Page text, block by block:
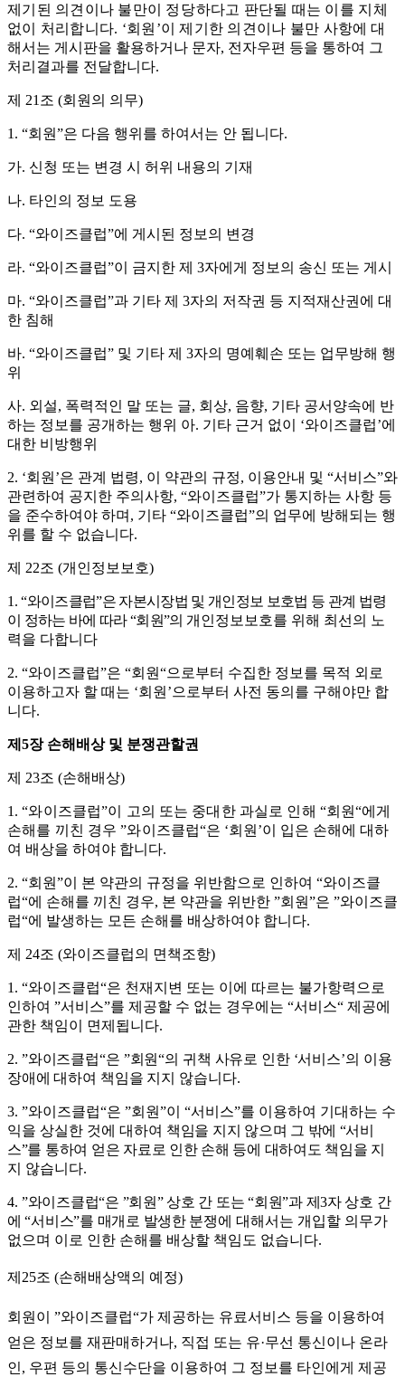
제기된 의견이나 불만이 정당하다고 판단될 때는 이를 지체
없이 처리합니다. ‘회원 ’이 제기한 의견이나 불만 사항에 대
해서는 게시판을 활용하거나 문자, 전자우편 등을 통하여 그
처리결과를 전달합니다.
제 21 조 (회원의 의무)
1. “회원”은 다음 행위를 하여서는 안 됩니다.
가. 신청 또는 변경 시 허위 내용의 기재
나. 타인의 정보 도용
다. “와이즈클럽”에 게시된 정보의 변경
라. “와이즈클럽”이 금지한 제 3자에게 정보의 송신 또는 게시
마. “와이즈클럽”과 기타 제 3자의 저작권 등 지적재산권에 대
한 침해
바. “와이즈클럽” 및 기타 제 3자의 명예훼손 또는 업무방해 행
위
사. 외설, 폭력적인 말 또는 글, 회상, 음향, 기타 공서양속에 반
하는 정보를 공개하는 행위 아. 기타 근거 없이 ‘와이즈클럽’에
대한 비방행위
2. ‘회원 ’은 관계 법령, 이 약관의 규정, 이용안내 및 “서비스”와
관련하여 공지한 주의사항, “와이즈클럽”가 통지하는 사항 등
을 준수하여야 하며 , 기타 “와이즈클럽”의 업무에 방해되는 행
위를 할 수 없습니다.
제 22조 (개인정보보호)
1. “와이즈클럽”은 자본시장법 및 개인정보 보호법 등 관계 법령
이 정하는 바에 따라“회원”의개인정보보호를 위해 최선의 노
력을 다합니다
2. “와이즈클럽”은 “회원“으로부터 수집한 정보를 목적 외로
이용하고자 할 때는 ‘회원 ’으로부터 사전 동의를 구해야만 합
니다.
제 5장 손해배상 및 분쟁관할권
제 23조 (손해배상)
1 .“와이즈클럽”이 고의 또는 중대한 과실로 인해 “회원“에게
손해를 끼친 경우”와이즈클럽“은 ‘회원 ’이 입은 손해에 대하
여 배상을 하여야 합니다.
2. “회원”이 본 약관의 규정을 위반함으로 인하여 “와이즈클
럽“에 손해를 끼친 경우, 본 약관을 위반한 ”회원”은 ”와이즈클
럽“에 발생하는 모든 손해를 배상하여야 합니다.
제 24조 (와이즈클럽의 면책조항)
1. “와이즈클럽“은 천재지변 또는 이에 따르는 불가항력으로
인하여 ”서비스”를 제공할 수 없는 경우에는 “서비스“ 제공에
관한 책임이 면제됩니다.
2. ”와이즈클럽“은 ”회원“의 귀책 사유로 인한 ‘서비스’의 이용
장애에 대하여 책임을 지지 않습니다.
3. ”와이즈클럽“은 ”회원”이 “서비스”를 이용하여 기대하는 수
익을 상실한 것에 대하여 책임을 지지 않으며 그 밖에 “서비
스”를 통하여 얻은 자료로 인한 손해 등에 대하여도 책임을 지
지 않습니다.
4. ”와이즈클럽“은 ”회원”상호 간 또는“회원”과 제3자 상호 간
에“서비스”를 매개로 발생한 분쟁에 대해서는 개입할 의무가
없으며 이로 인한 손해를 배상할 책임도 없습니다.
제 25조 (손해배상액의 예정)
회원이 ”와이즈클럽“가 제공하는 유료서비스 등을 이용하여
얻은 정보를 재판매하거나, 직접 또는 유·무선 통신이나 온라
인, 우편 등의 통신수단을 이용하여 그 정보를 타인에게 제공